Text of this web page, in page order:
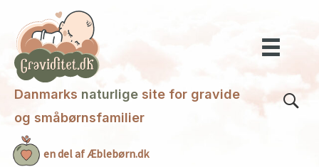
indholdet
Danmarks naturlige site for gravide
og småbørnsfamilier
en del af Æblebørn.dk